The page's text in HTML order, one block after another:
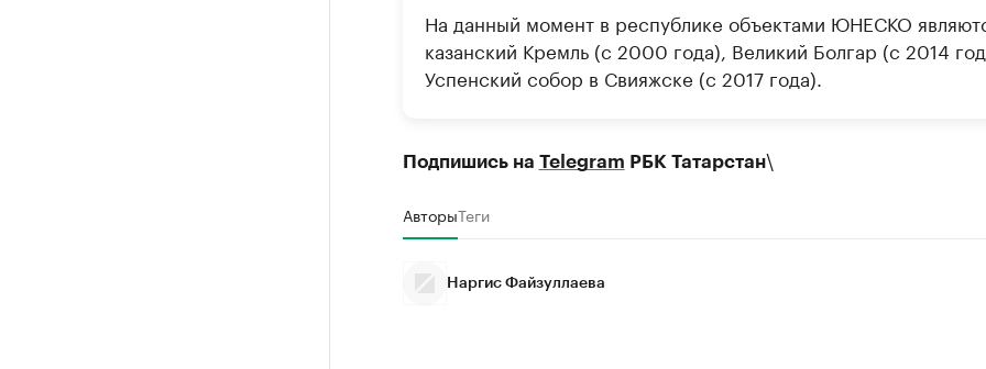
На данный момент в республике объектами ЮНЕСКО
казанский Кремль (с 2000 года), Великий Болгар (с 2014
Успенский собор в Свияжске (с 2017 года).
Подпишись на Telegram РБК Татарстан\
АвторыТеги
Наргис Файзуллаева